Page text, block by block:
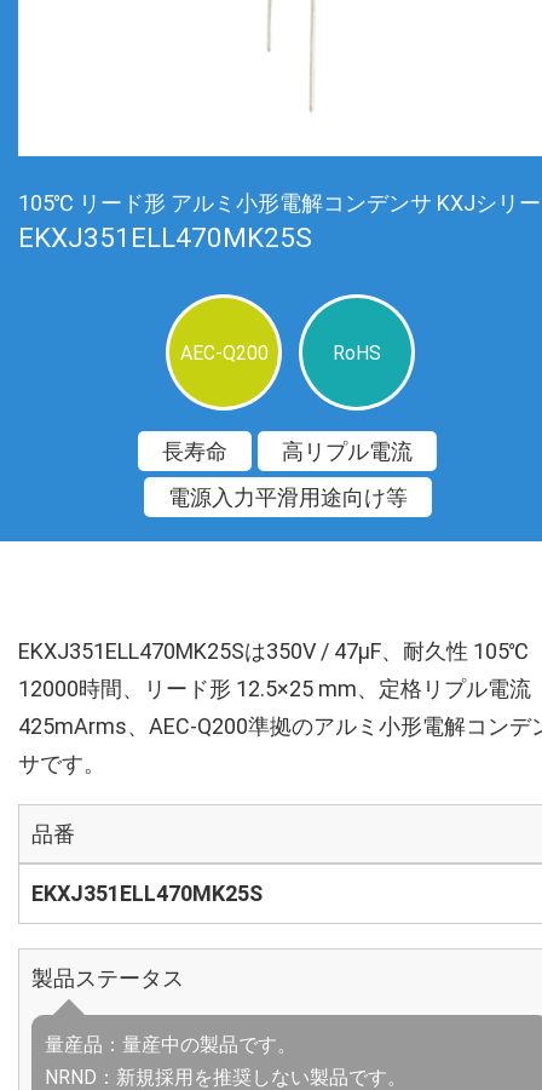
105℃ リード形 アルミ小形電解コンデンサ KXJシリ
EKXJ351ELL470MK25S
AEC-Q200 RoHS
長寿命
高リプル電流
電源入力平滑用途向け等
EKXJ351ELL470MK25Sは350V / 47µF、耐久性 105℃
12000時間、リード形 12.5×25 mm、定格リプル電流
425mArms、AEC-Q200準拠のアルミ小形電解コンデ
サです。
品番
EKXJ351ELL470MK25S
製品ステータス
量産品：量産中の製品です。
NRND：新規採用を推奨しない製品です。